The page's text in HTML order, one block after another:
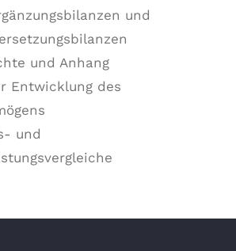
und
und Anhang
Entwicklung des
und